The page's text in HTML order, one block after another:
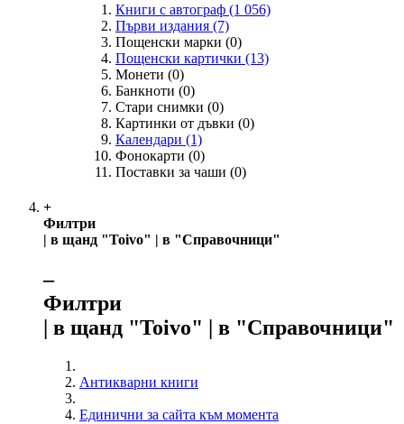
Книги с автограф (1 056)
Първи издания (7)
Пощенски марки (0)
Пощенски картички (13)
Монети (0)
Банкноти (0)
Стари снимки (0)
Картинки от дъвки (0)
Календари (1)
Фонокарти (0)
Поставки за чаши (0)
+
Филтри
| в щанд "Toivo" | в "Справочници"
‒
Филтри
| в щанд "Toivo" | в "Справочници"
Антикварни книги
Единични за сайта към момента